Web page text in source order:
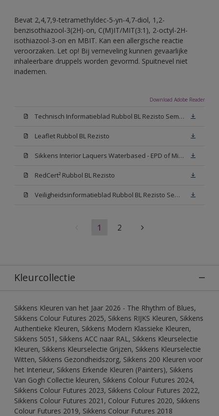
Bevat 2,4,7,9-tetramethyldec-5-yn-4,7-diol, 1,2-
benzisothiazool-3(2H)-on, C(M)IT/MIT(3:1), 2-octyl-2H-
isothiazool-3-on en MBIT. Kan een allergische reactie
veroorzaken. Let op! Bij verneveling kunnen gevaarlijke
inhaleerbare druppels worden gevormd. Spuitnevel niet
inademen.
Download Adobe Reader
Technisch Informatieblad Rubbol BL Rezisto Semi-Gloss (New Livery) (PDF)
Leaflet Rubbol BL Rezisto
Sikkens Interior Laquers Waterbased - EPD of Milieuproductverklaring
RedCert² Rubbol BL Rezisto
Veiligheidsinformatieblad Rubbol BL Rezisto Semi-Gloss N00 (MSDS)
1 2
Kleurcollectie
Sikkens Kleuren van het Jaar 2026 - The Rhythm of Blues,
Sikkens Colour Futures 2025, Sikkens RIJKS Kleuren, Sikkens
Authentieke Kleuren, Sikkens Modern Klassieke Kleuren,
Sikkens 5051, Sikkens ACC naar RAL, Sikkens Kleurselectie
Kleuren, Sikkens Kleurselectie Grijzen, Sikkens Kleurselectie
Witten, Sikkens Gezondheidszorg, Sikkens 200 Kleuren voor
het Interieur, Sikkens Erkende Kleuren (Painters), Sikkens
Van Gogh Collectie kleuren, Sikkens Colour Futures 2024,
Sikkens Colour Futures 2023, Sikkens Colour Futures 2022,
Sikkens Colour Futures 2021, Colour Futures 2020, Sikkens
Colour Futures 2019, Sikkens Colour Futures 2018